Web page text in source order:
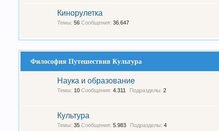
Кинорулетка
Темы: 56 Сообщения: 36.647
Философия Путешествия Культура
Наука и образование
Темы: 10 Сообщения: 4.311 Подразделы: 2
Культура
Темы: 35 Сообщения: 5.983 Подразделы: 4